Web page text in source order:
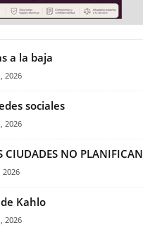
a la baja
2026
sociales
2026
CIUDADES NO PLANIFICAN
2026
Kahlo
2026